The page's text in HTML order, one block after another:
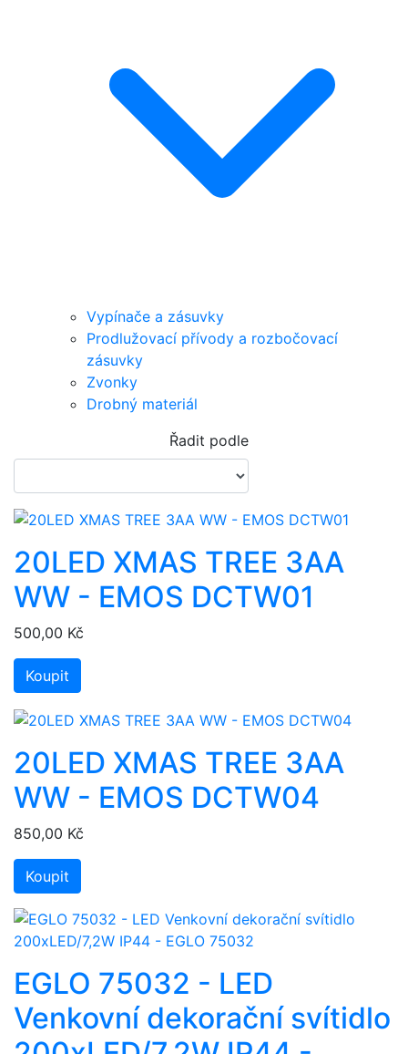
Vypínače a zásuvky
Prodlužovací přívody a rozbočovací
zásuvky
Zvonky
Drobný materiál
Řadit podle
20LED XMAS TREE 3AA
WW - EMOS DCTW01
500,00 Kč
Koupit
20LED XMAS TREE 3AA
WW - EMOS DCTW04
850,00 Kč
Koupit
EGLO 75032 - LED
Venkovní dekorační svítidlo